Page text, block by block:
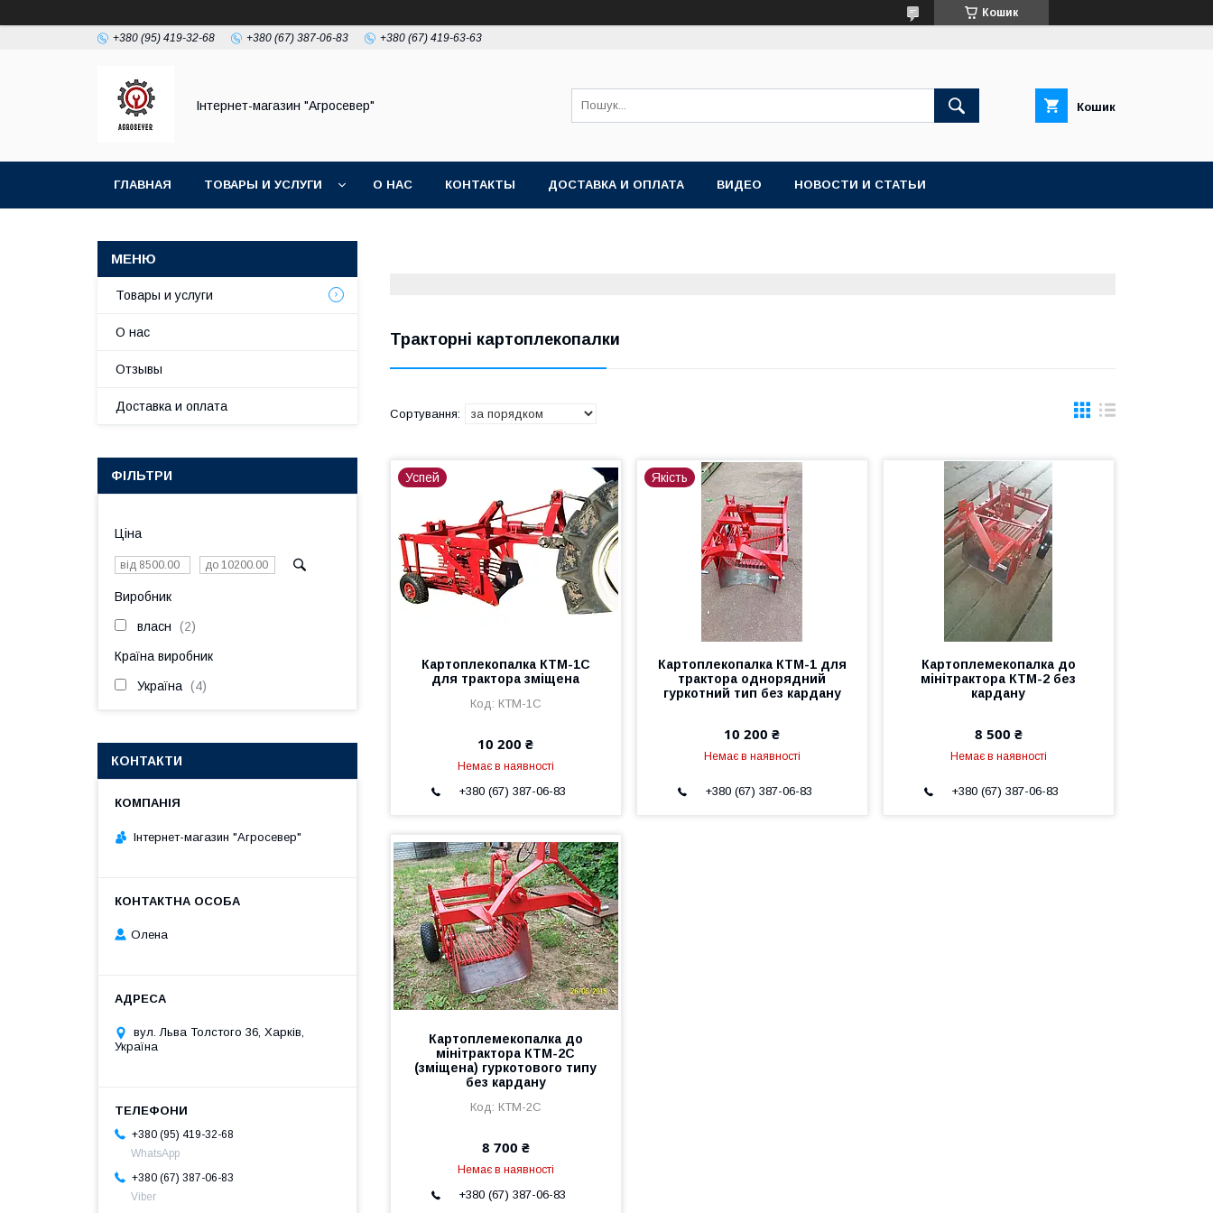
Кошик
+380 (95) 419-32-68 +380 (67) 387-06-83 +380 (67) 419-63-63
Інтернет-магазин "Агросевер" Кошик
ГЛАВНАЯ ТОВАРЫ И УСЛУГИ О НАС КОНТАКТЫ ДОСТАВКА И ОПЛАТА ВИДЕО НОВОСТИ И СТАТЬИ
Тракторні картоплекопалки
Успей
Картоплекопалка КТМ-1С
для трактора зміщена
КТМ-1С
10 200 ₴
Немає в наявності
+380 (67) 387-06-83
Якість
Картоплекопалка КТМ-1 для
трактора однорядний
гуркотний тип без кардану
10 200 ₴
Немає в наявності
+380 (67) 387-06-83
Картоплемекопалка до
мінітрактора КТМ-2 без
кардану
8 500 ₴
Немає в наявності
+380 (67) 387-06-83
Картоплемекопалка до
мінітрактора КТМ-2С
(зміщена) гуркотового типу
без кардану
КТМ-2С
8 700 ₴
Немає в наявності
+380 (67) 387-06-83
Товары и услуги
О нас
Отзывы
Доставка и оплата
ФІЛЬТРИ
Ціна
Виробник
власн 2
Країна виробник
Україна 4
КОНТАКТИ
Інтернет-магазин "Агросевер"
Олена
вул. Льва Толстого 36, Харків,
Україна
+380 (95) 419-32-68
WhatsApp
+380 (67) 387-06-83
Viber